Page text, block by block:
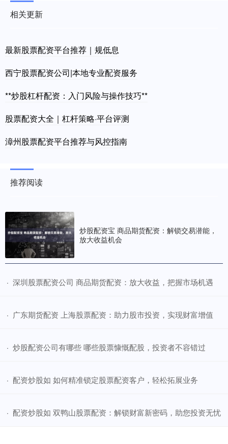
相关更新
最新股票配资平台推荐｜规低息
西宁股票配资公司|本地专业配资服务
**炒股杠杆配资：入门风险与操作技巧**
股票配资大全｜杠杆策略·平台评测
漳州股票配资平台推荐与风控指南
推荐阅读
炒股配资宝 商品期货配资：解锁交易潜能，
放大收益机会
· ​深圳股票配资公司 商品期货配资：放大收益，把握市场机遇
· ​广东期货配资 上海股票配资：助力股市投资，实现财富增值
· ​炒股配资公司有哪些 哪些股票慷慨配股，投资者不容错过
· ​配资炒股如 如何精准锁定股票配资客户，轻松拓展业务
· ​配资炒股如 双鸭山股票配资：解锁财富新密码，助您投资无忧